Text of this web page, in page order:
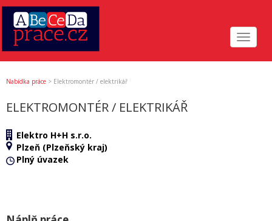
Toggle
Nabídka práce > Elektromontér / elektrikář
ELEKTROMONTÉR / ELEKTRIKÁŘ
Elektro H+H s.r.o.
Plzeň (Plzeňský kraj)
Plný úvazek